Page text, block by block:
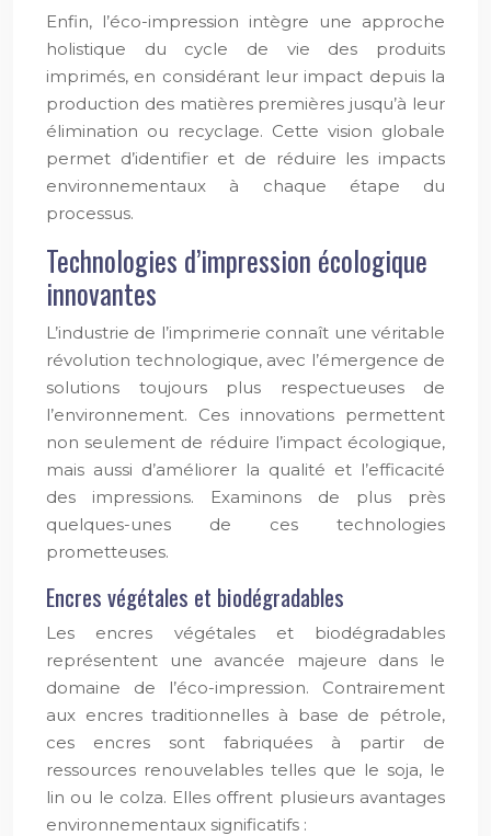
Enfin, l’éco-impression intègre une approche
holistique du cycle de vie des produits
imprimés, en considérant leur impact depuis la
production des matières premières jusqu’à leur
élimination ou recyclage. Cette vision globale
permet d’identifier et de réduire les impacts
environnementaux à chaque étape du
processus.
Technologies d’impression écologique
innovantes
L’industrie de l’imprimerie connaît une véritable
révolution technologique, avec l’émergence de
solutions toujours plus respectueuses de
l’environnement. Ces innovations permettent
non seulement de réduire l’impact écologique,
mais aussi d’améliorer la qualité et l’efficacité
des impressions. Examinons de plus près
quelques-unes de ces technologies
prometteuses.
Encres végétales et biodégradables
Les encres végétales et biodégradables
représentent une avancée majeure dans le
domaine de l’éco-impression. Contrairement
aux encres traditionnelles à base de pétrole,
ces encres sont fabriquées à partir de
ressources renouvelables telles que le soja, le
lin ou le colza. Elles offrent plusieurs avantages
environnementaux significatifs :